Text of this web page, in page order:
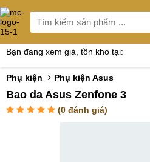
Bạn đang xem giá, tồn kho tại:
Phụ kiện Phụ kiện Asus
Bao da Asus Zenfone 3
(0 đánh giá)